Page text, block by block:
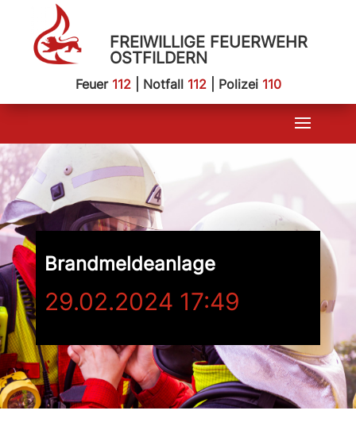
FREIWILLIGE FEUERWEHR
OSTFILDERN
Feuer 112| Notfall 112| Polizei 110
Brandmeldeanlage
29.02.2024 17:49